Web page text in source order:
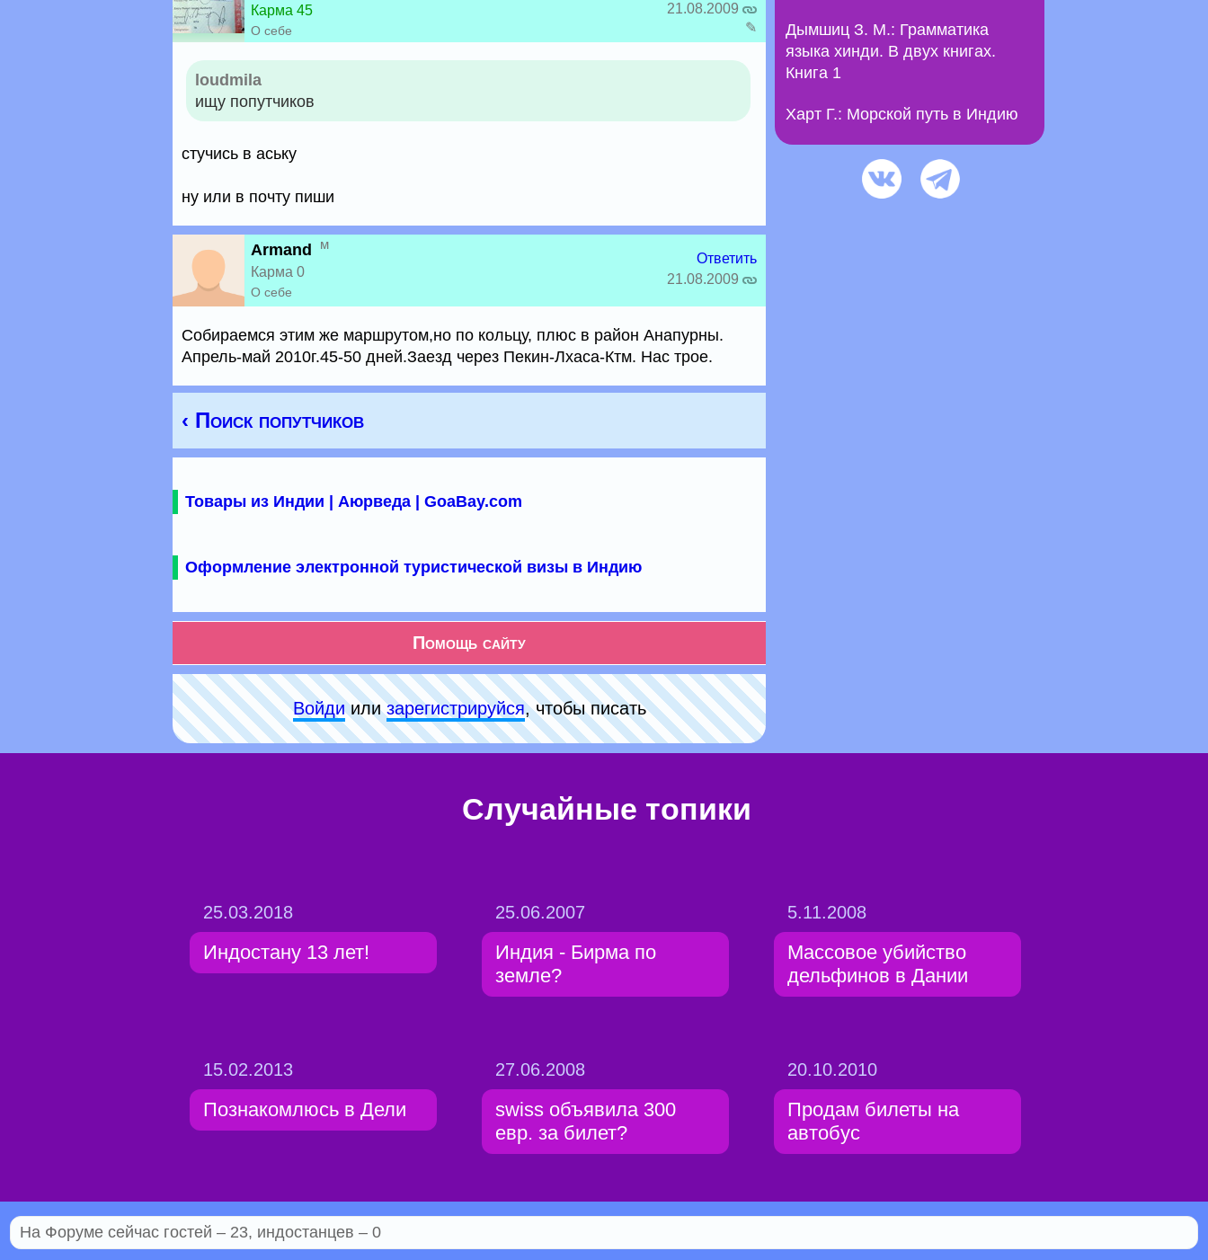
Карма 45
О себе
21.08.2009
✎
loudmila
ищу попутчиков
стучись в аську
ну или в почту пиши
Armand
м
Карма 0
О себе
Ответить
21.08.2009
Собираемся этим же маршрутом,но по кольцу, плюс в район Анапурны.
Апрель-май 2010г.45-50 дней.Заезд через Пекин-Лхаса-Ктм. Нас трое.
‹ Поиск попутчиков
Товары из Индии | Аюрведа | GoaBay.com
Оформление электронной туристической визы в Индию
Помощь сайту
Войдиилизарeгиcтpируйся, чтобы писать
Дымшиц З. М.: Грамматика
языка хинди. В двух книгах.
Книга 1
Харт Г.: Морской путь в Индию
Случайные топики
25.03.2018
Индостану 13 лет!
25.06.2007
Индия - Бирма по
земле?
5.11.2008
Массовое убийство
дельфинов в Дании
15.02.2013
Познакомлюсь в Дели
27.06.2008
swiss объявила 300
евр. за билет?
20.10.2010
Продам билеты на
автобус
На Форуме сейчас гостей – 23, индостанцев – 0